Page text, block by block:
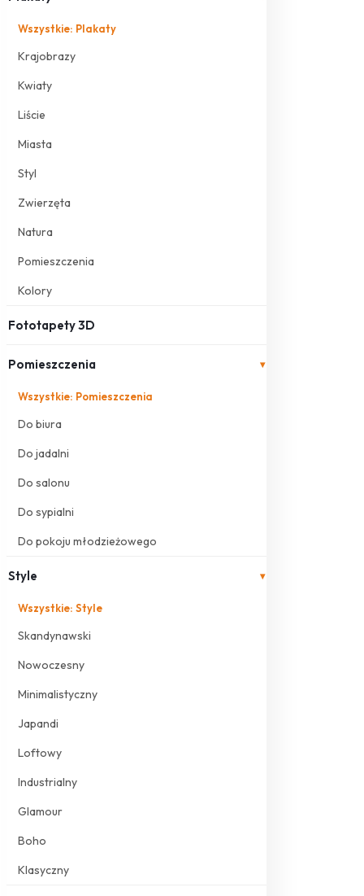
Wszystkie: Plakaty
Krajobrazy
Kwiaty
Liście
Miasta
Styl
Zwierzęta
Natura
Pomieszczenia
Kolory
Fototapety 3D
Pomieszczenia ▾
Wszystkie: Pomieszczenia
Do biura
Do jadalni
Do salonu
Do sypialni
Do pokoju młodzieżowego
Style ▾
Wszystkie: Style
Skandynawski
Nowoczesny
Minimalistyczny
Japandi
Loftowy
Industrialny
Glamour
Boho
Klasyczny